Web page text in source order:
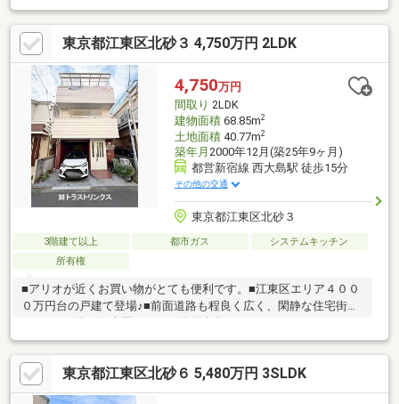
と北砂4丁目店…徒歩3分・ファミリーマート江東北砂五丁目店…徒
歩1分・セブンイレブン江東北砂5丁目店…徒歩3分・くすりの福太
郎砂町銀座店…徒歩3分・江東北砂七郵便局…徒歩2分・サワイメデ
ィカルクリニック…徒歩7分・砂町友愛園(保育園)…徒歩1分
東京都江東区北砂３ 4,750万円 2LDK
4,750万円
間取り 2LDK
建物面積68.85m2
土地面積40.77m2
築年月 2000年12月(築25年9ヶ月)
都営新宿線 西大島駅 徒歩15分
その他の交通
東京都江東区北砂３
3階建て以上 都市ガス
システムキッチン
所有権
■アリオが近くお買い物がとても便利です。■江東区エリア４００
０万円台の戸建て登場♪■前面道路も程良く広く、閑静な住宅街で
～。賃貸と比べると断然安い！■ご見学ご予約は完全ご予約制と
させていただいております。お問合せは見学予約ボタン若しくは
０３－５８７５－２４３５までお気軽にお問合せください。
東京都江東区北砂６ 5,480万円 3SLDK